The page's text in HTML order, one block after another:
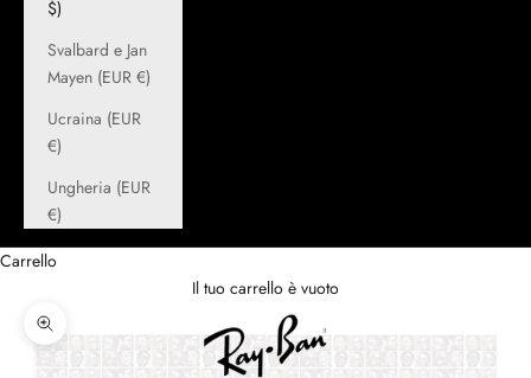
$)
Svalbard e Jan
Mayen (EUR €)
Ucraina (EUR
€)
Ungheria (EUR
€)
Carrello
Il tuo carrello è vuoto
Ingrandisci immagine